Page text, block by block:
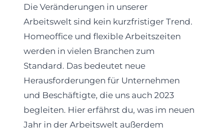
Die Veränderungen in unserer
Arbeitswelt sind kein kurzfristiger Trend.
Homeoffice und flexible Arbeitszeiten
werden in vielen Branchen zum
Standard. Das bedeutet neue
Herausforderungen für Unternehmen
und Beschäftigte, die uns auch 2023
begleiten. Hier erfährst du, was im neuen
Jahr in der Arbeitswelt außerdem